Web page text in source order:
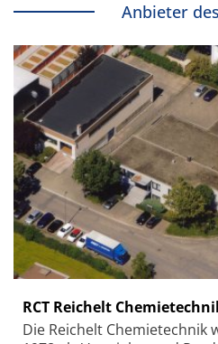
Anbieter
RCT Reichelt
Die Reichelt Chemietechnik